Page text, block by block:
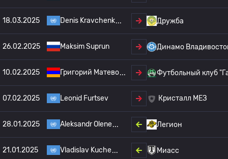
18.03.2025 Denis Kravchenk Дружба
26.02.2025 Maksim Suprun Динамо
10.02.2025 Григорий Матево Футбольный клуб
07.02.2025 Leonid Furtsev Кристалл МЕЗ
28.01.2025 Aleksandr Olene Легион
21.01.2025 Vladislav Kuche Миасс